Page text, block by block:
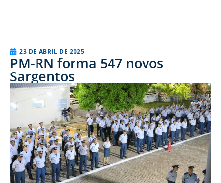
23 DE ABRIL DE 2025
PM-RN forma 547 novos
Sargentos